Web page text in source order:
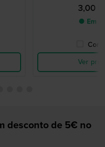
3,00
● Em
Ver
desconto de 5€ no